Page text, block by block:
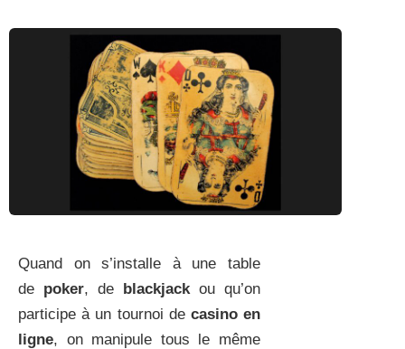
Quand on s’installe à une table
de poker, de blackjackou qu’on
participe à un tournoi de casino en
ligne, on manipule tous le même